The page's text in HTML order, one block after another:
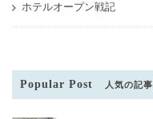
ホテルオープン戦記
Popular Post 人気の記事